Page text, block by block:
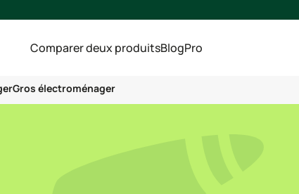
Comparer deux produitsBlogPro
Gros électroménager